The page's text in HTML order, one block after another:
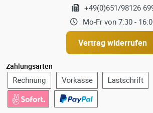
+49(0)651/98126
Mo-Fr von 7:30 -
Vertrag widerrufen
Zahlungsarten